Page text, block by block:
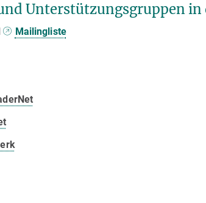
Unterstützungsgruppen
Mailingliste